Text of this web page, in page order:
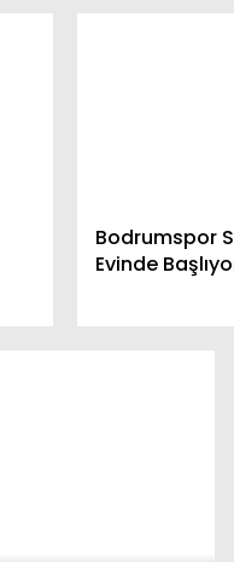
Bodrumspor
Evinde